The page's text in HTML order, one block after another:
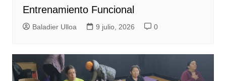
Entrenamiento Funcional
Baladier Ulloa 9 julio, 2026 0